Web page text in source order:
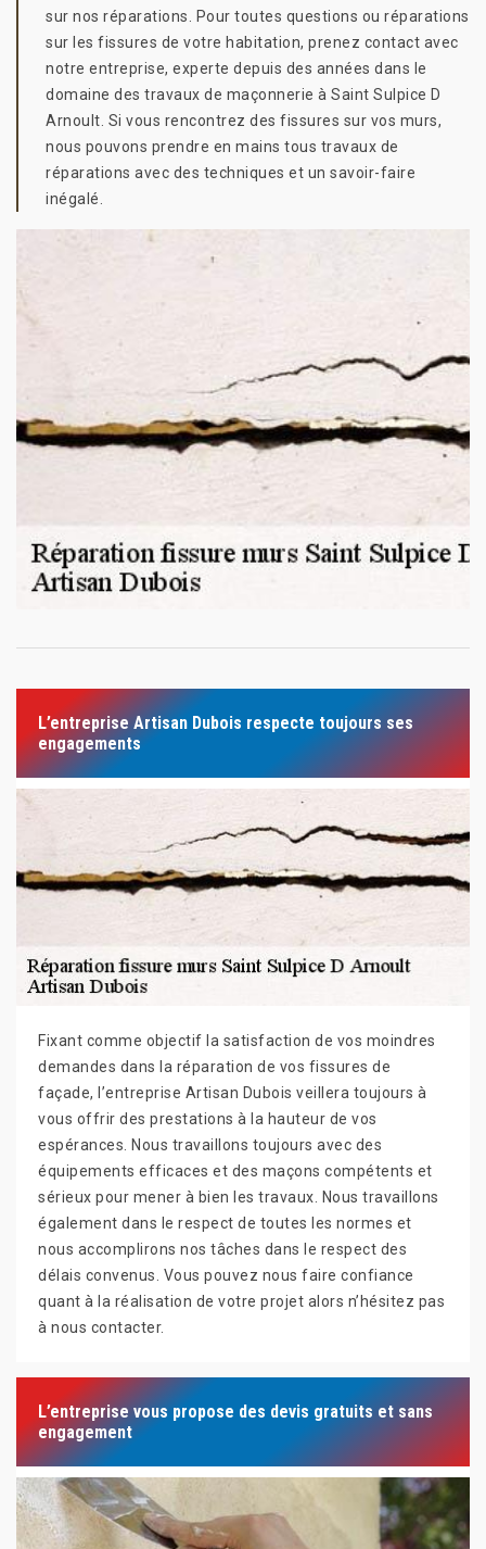
sur nos réparations. Pour toutes questions ou réparations
sur les fissures de votre habitation, prenez contact avec
notre entreprise, experte depuis des années dans le
domaine des travaux de maçonnerie à Saint Sulpice D
Arnoult. Si vous rencontrez des fissures sur vos murs,
nous pouvons prendre en mains tous travaux de
réparations avec des techniques et un savoir-faire
inégalé.
L’entreprise Artisan Dubois respecte toujours ses
engagements
Fixant comme objectif la satisfaction de vos moindres
demandes dans la réparation de vos fissures de
façade, l’entreprise Artisan Dubois veillera toujours à
vous offrir des prestations à la hauteur de vos
espérances. Nous travaillons toujours avec des
équipements efficaces et des maçons compétents et
sérieux pour mener à bien les travaux. Nous travaillons
également dans le respect de toutes les normes et
nous accomplirons nos tâches dans le respect des
délais convenus. Vous pouvez nous faire confiance
quant à la réalisation de votre projet alors n’hésitez pas
à nous contacter.
L’entreprise vous propose des devis gratuits et sans
engagement